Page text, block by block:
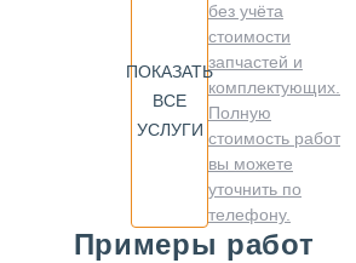
ПОКАЗАТЬ
ВСЕ
УСЛУГИ
без учёта
стоимости
запчастей и
комплектующих.
Полную
стоимость работ
вы можете
уточнить по
телефону.
Примеры работ